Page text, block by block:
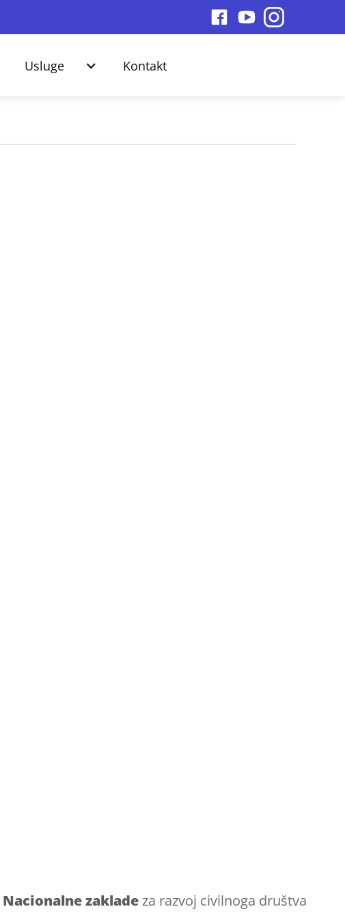
Usluge Kontakt
Nacionalne zakladeza razvoj civilnoga društva